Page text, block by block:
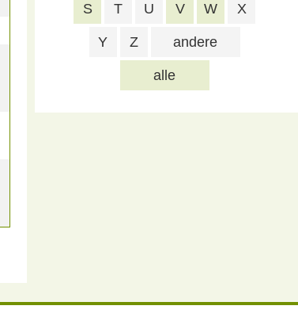
alle
S T U V W X
Y Z andere